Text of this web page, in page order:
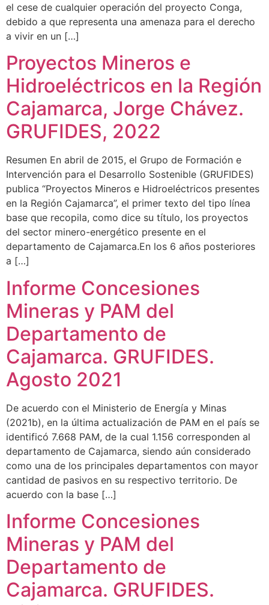
el cese de cualquier operación del proyecto Conga,
debido a que representa una amenaza para el derecho
a vivir en un […]
Proyectos Mineros e
Hidroeléctricos en la Región
Cajamarca, Jorge Chávez.
GRUFIDES, 2022
Resumen En abril de 2015, el Grupo de Formación e
Intervención para el Desarrollo Sostenible (GRUFIDES)
publica “Proyectos Mineros e Hidroeléctricos presentes
en la Región Cajamarca”, el primer texto del tipo línea
base que recopila, como dice su título, los proyectos
del sector minero-energético presente en el
departamento de Cajamarca.En los 6 años posteriores
a […]
Informe Concesiones
Mineras y PAM del
Departamento de
Cajamarca. GRUFIDES.
Agosto 2021
De acuerdo con el Ministerio de Energía y Minas
(2021b), en la última actualización de PAM en el país se
identificó 7.668 PAM, de la cual 1.156 corresponden al
departamento de Cajamarca, siendo aún considerado
como una de los principales departamentos con mayor
cantidad de pasivos en su respectivo territorio. De
acuerdo con la base […]
Informe Concesiones
Mineras y PAM del
Departamento de
Cajamarca. GRUFIDES.